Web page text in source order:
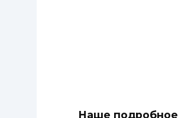
Наше подробное